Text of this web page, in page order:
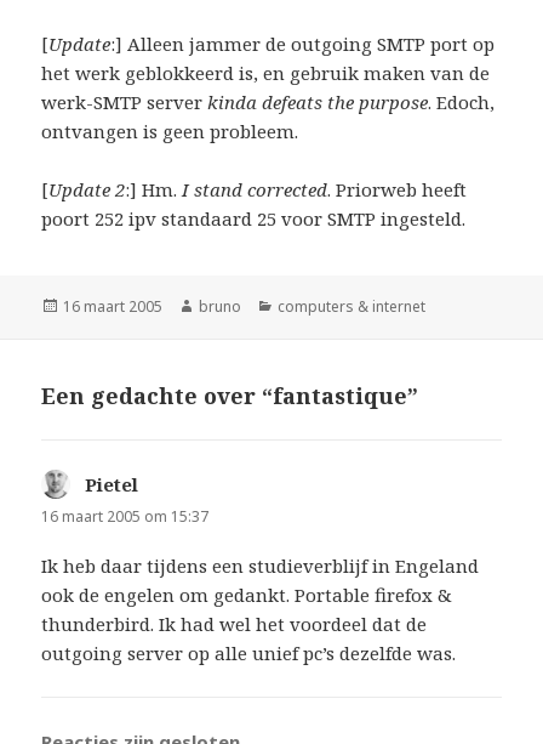
[Update:] Alleen jammer de outgoing SMTP port op
het werk geblokkeerd is, en gebruik maken van de
werk-SMTP serverkinda defeats the purpose. Edoch,
ontvangen is geen probleem.
[Update 2:] Hm.I stand corrected. Priorweb heeft
poort 252 ipv standaard 25 voor SMTP ingesteld.
Geplaatst
16 maart 2005 Auteur
bruno Categorieën
computers & internet
Een gedachte over “fantastique”
Pietel
16 maart 2005 om 15:37
Ik heb daar tijdens een studieverblijf in Engeland
ook de engelen om gedankt. Portable firefox &
thunderbird. Ik had wel het voordeel dat de
outgoing server op alle unief pc’s dezelfde was.